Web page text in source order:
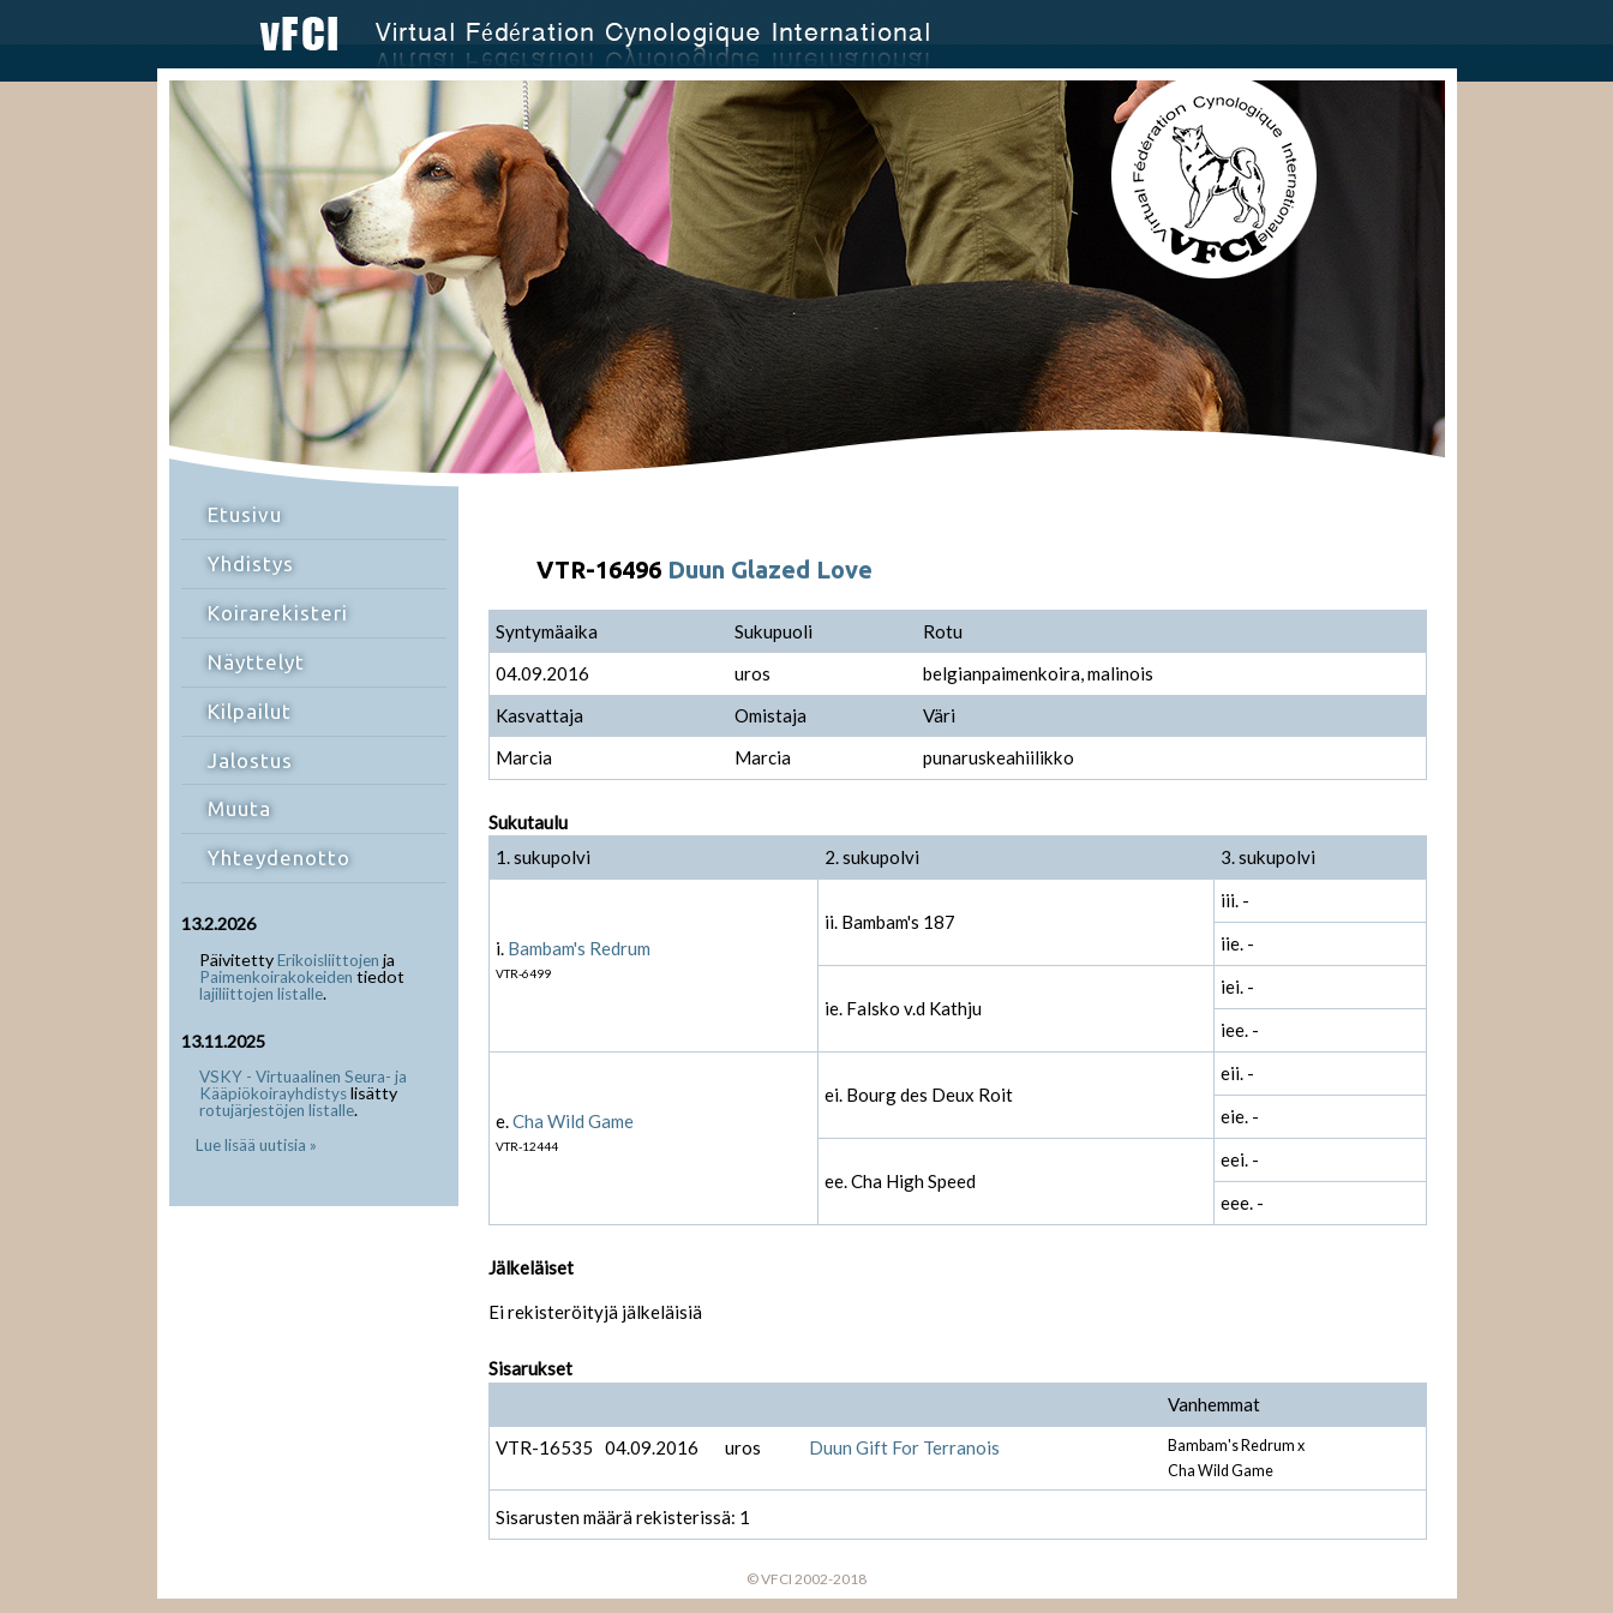
Etusivu
Yhdistys
Koirarekisteri
Näyttelyt
Kilpailut
Jalostus
Muuta
Yhteydenotto
13.2.2026
PäivitettyErikoisliittojen ja
Paimenkoirakokeiden tiedot
lajiliittojen listalle.
13.11.2025
VSKY - Virtuaalinen Seura- ja
Kääpiökoirayhdistyslisätty
rotujärjestöjen listalle.
Lue lisää uutisia »
VTR-16496 Duun Glazed Love
Syntymäaika Sukupuoli
Rotu
04.09.2016
uros
belgianpaimenkoira, malinois
Kasvattaja
Omistaja
Väri
Marcia
Marcia punaruskeahiilikko
Sukutaulu
1. sukupolvi
2. sukupolvi 3. sukupolvi
i. Bambam's Redrum
VTR-6499
ii. Bambam's 187
iii. -
iie. -
ie. Falsko v.d Kathju
iei. -
iee. -
e.Cha Wild Game
VTR-12444
ei. Bourg des Deux Roit
eii. -
eie. -
ee. Cha High Speed
eei. -
eee. -
Jälkeläiset
Ei rekisteröityjä jälkeläisiä
Sisarukset
Vanhemmat
VTR-16535
04.09.2016 uros Duun Gift For Terranois
Bambam's Redrum x
Cha Wild Game
Sisarusten määrä rekisterissä: 1
© VFCI 2002-2018